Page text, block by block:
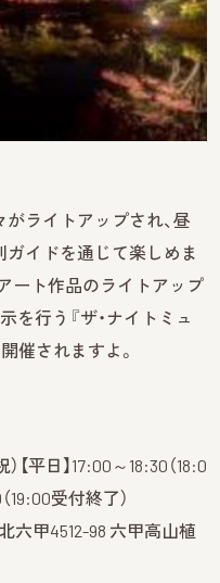
がライトアップされ、昼
イドを通じて楽しめま
ート作品のライトアップ
を行う『ザ・ナイトミュ
催されますよ。
【平日】17:00～18:30（18:0
19:00受付終了）
六甲4512-98 六甲高山植